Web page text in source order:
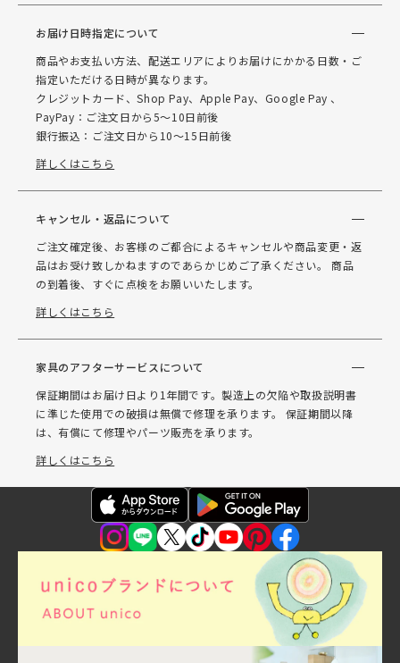
お届け日時指定について
商品やお支払い方法、配送エリアによりお届けにかかる日数・ご
指定いただける日時が異なります。
クレジットカード、Shop Pay、Apple Pay、Google Pay 、
PayPay：ご注文日から5～10日前後
銀行振込：ご注文日から10～15日前後
詳しくはこちら
キャンセル・返品について
ご注文確定後、お客様のご都合によるキャンセルや商品変更・返
品はお受け致しかねますのであらかじめご了承ください。 商品
の到着後、すぐに点検をお願いいたします。
詳しくはこちら
家具のアフターサービスについて
保証期間はお届け日より1年間です。製造上の欠陥や取扱説明書
に準じた使用での破損は無償で修理を承ります。 保証期間以降
は、有償にて修理やパーツ販売を承ります。
詳しくはこちら